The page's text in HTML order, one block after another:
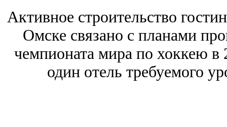
Активное строительство
Омске связано с планами
чемпионата мира по хоккею
один отель требуемого